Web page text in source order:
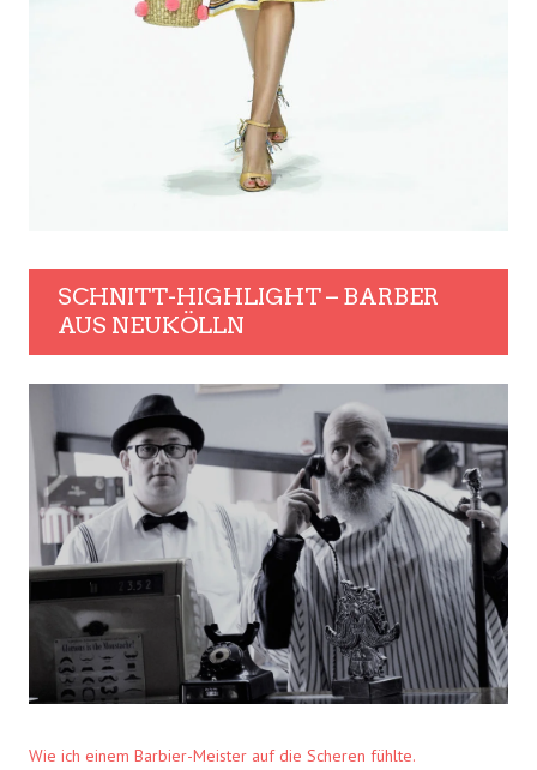
SCHNITT-HIGHLIGHT – BARBER
AUS NEUKÖLLN
Wie ich einem Barbier-Meister auf die Scheren fühlte.